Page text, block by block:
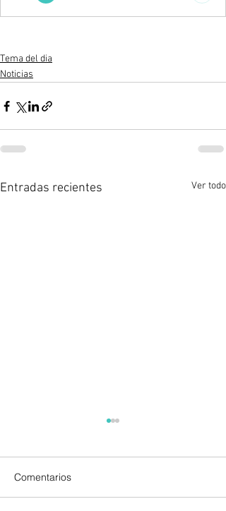
Tema del dia
Noticias
Entradas recientes Ver todo
Comentarios